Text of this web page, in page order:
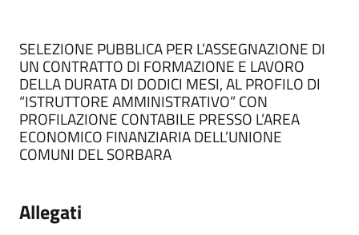
Contenuto
SELEZIONE PUBBLICA PER L’ASSEGNAZIONE DI
UN CONTRATTO DI FORMAZIONE E LAVORO
DELLA DURATA DI DODICI MESI, AL PROFILO DI
“ISTRUTTORE AMMINISTRATIVO” CON
PROFILAZIONE CONTABILE PRESSO L’AREA
ECONOMICO FINANZIARIA DELL’UNIONE
COMUNI DEL SORBARA
Allegati